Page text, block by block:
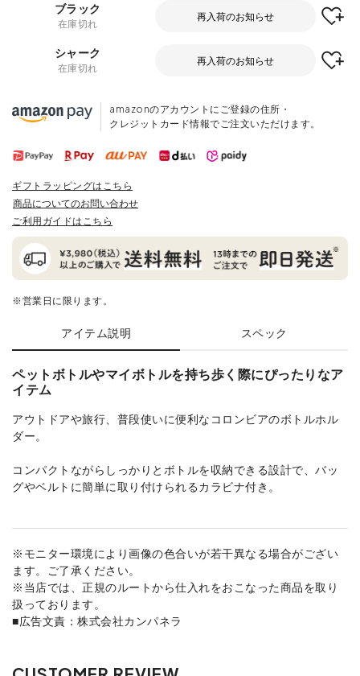
ブラック
在庫切れ
再入荷のお知らせ
シャーク
在庫切れ
再入荷のお知らせ
amazonのアカウントにご登録の住所・
クレジットカード情報でご注文いただけます。
ギフトラッピングはこちら
商品についてのお問い合わせ
ご利用ガイドはこちら
※営業日に限ります。
アイテム説明 スペック
ペットボトルやマイボトルを持ち歩く際にぴったりなア
イテム
アウトドアや旅行、普段使いに便利なコロンビアのボトルホル
ダー。
コンパクトながらしっかりとボトルを収納できる設計で、バッ
グやベルトに簡単に取り付けられるカラビナ付き。
※モニター環境により画像の色合いが若干異なる場合がござい
ます。ご了承ください。
※当店では、正規のルートから仕入れをおこなった商品を取り
扱っております。
■広告文責：株式会社カンパネラ